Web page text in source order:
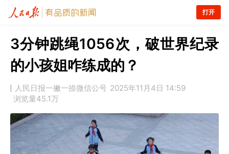
打开
3分钟跳绳1056次，破世界纪录
的小孩姐咋练成的？
人民日报一撇一捺微信公号 2025年11月4日 14:59
浏览量45.1万